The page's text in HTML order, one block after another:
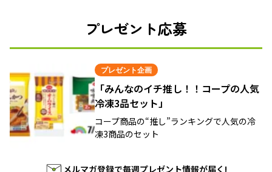
プレゼント応募
プレゼント企画
「みんなのイチ推し！！コープの人気
冷凍3品セット」
コープ商品の“推し”ランキングで人気の冷
凍3商品のセット
メルマガ登録で毎週プレゼント情報が届く!